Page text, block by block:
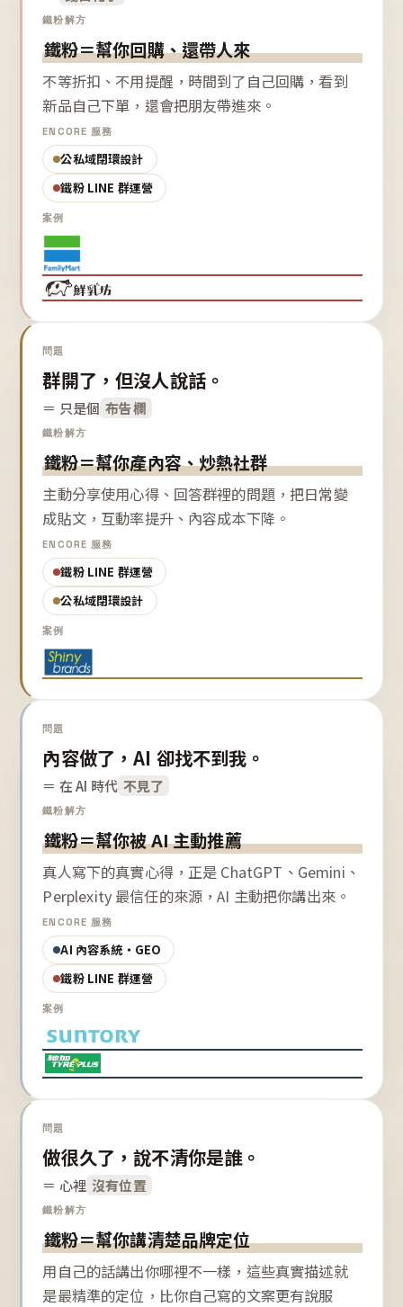
鐵粉解方
鐵粉＝幫你回購、還帶人來
不等折扣、不用提醒，時間到了自己回購，看到
新品自己下單，還會把朋友帶進來。
ENCORE 服務
公私域閉環設計
鐵粉 LINE 群運營
案例
問題
群開了，但沒人說話。
＝ 只是個 布告欄
鐵粉解方
鐵粉＝幫你產內容、炒熱社群
主動分享使用心得、回答群裡的問題，把日常變
成貼文，互動率提升、內容成本下降。
ENCORE 服務
鐵粉 LINE 群運營
公私域閉環設計
案例
問題
內容做了，AI 卻找不到我。
＝ 在 AI 時代 不見了
鐵粉解方
鐵粉＝幫你被 AI 主動推薦
真人寫下的真實心得，正是 ChatGPT、Gemini、
Perplexity 最信任的來源，AI 主動把你講出來。
ENCORE 服務
AI 內容系統・GEO
鐵粉 LINE 群運營
案例
問題
做很久了，說不清你是誰。
＝ 心裡 沒有位置
鐵粉解方
鐵粉＝幫你講清楚品牌定位
用自己的話講出你哪裡不一樣，這些真實描述就
是最精準的定位，比你自己寫的文案更有說服